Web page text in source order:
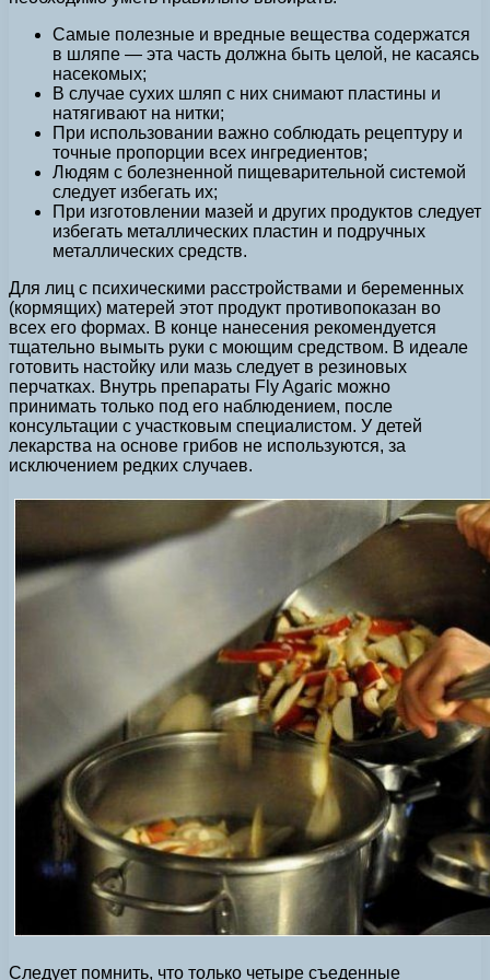
Самые полезные и вредные вещества содержатся
в шляпе — эта часть должна быть целой, не касаясь
насекомых;
В случае сухих шляп с них снимают пластины и
натягивают на нитки;
При использовании важно соблюдать рецептуру и
точные пропорции всех ингредиентов;
Людям с болезненной пищеварительной системой
следует избегать их;
При изготовлении мазей и других продуктов следует
избегать металлических пластин и подручных
металлических средств.
Для лиц с психическими расстройствами и беременных
(кормящих) матерей этот продукт противопоказан во
всех его формах. В конце нанесения рекомендуется
тщательно вымыть руки с моющим средством. В идеале
готовить настойку или мазь следует в резиновых
перчатках. Внутрь препараты Fly Agaric можно
принимать только под его наблюдением, после
консультации с участковым специалистом. У детей
лекарства на основе грибов не используются, за
исключением редких случаев.
Следует помнить, что только четыре съеденные